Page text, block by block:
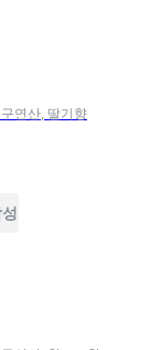
연산, 딸기향